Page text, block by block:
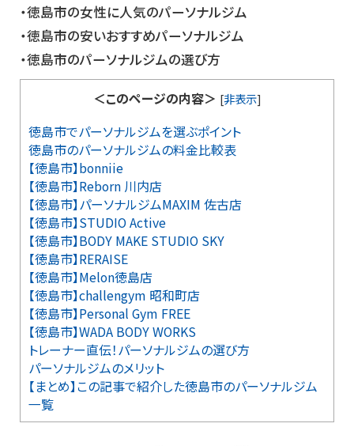
・徳島市の女性に人気のパーソナルジム
・徳島市の安いおすすめパーソナルジム
・徳島市のパーソナルジムの選び方
＜このページの内容＞ [非表示]
徳島市でパーソナルジムを選ぶポイント
徳島市のパーソナルジムの料金比較表
【徳島市】bonniie
【徳島市】Reborn 川内店
【徳島市】パーソナルジムMAXIM 佐古店
【徳島市】STUDIO Active
【徳島市】BODY MAKE STUDIO SKY
【徳島市】RERAISE
【徳島市】Melon徳島店
【徳島市】challengym 昭和町店
【徳島市】Personal Gym FREE
【徳島市】WADA BODY WORKS
トレーナー直伝！パーソナルジムの選び方
パーソナルジムのメリット
【まとめ】この記事で紹介した徳島市のパーソナルジム
一覧